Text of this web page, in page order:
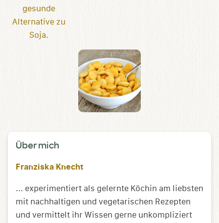
Über mich
Franziska Knecht
... experimentiert als gelernte Köchin am liebsten
mit nachhaltigen und vegetarischen Rezepten
und vermittelt ihr Wissen gerne unkompliziert